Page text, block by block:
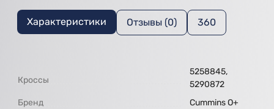
Характеристики Отзывы (0) 360
Кроссы
5258845,
5290872
Бренд
Cummins O+